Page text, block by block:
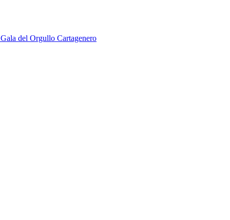
del Orgullo Cartagenero